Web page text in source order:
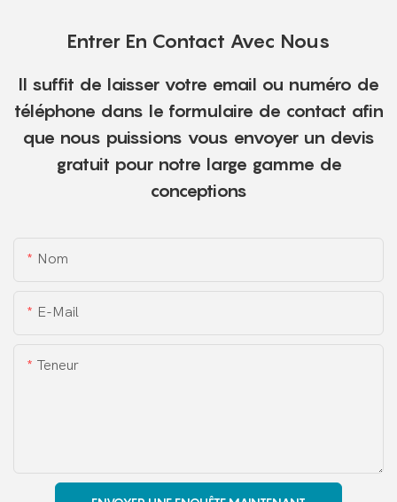
Entrer En Contact Avec Nous
Il suffit de laisser votre email ou numéro de
téléphone dans le formulaire de contact afin
que nous puissions vous envoyer un devis
gratuit pour notre large gamme de
conceptions
Nom
E-Mail
Teneur